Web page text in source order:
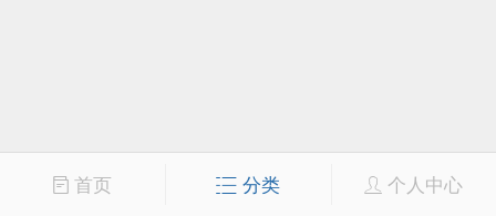
首页 分类 个人中心